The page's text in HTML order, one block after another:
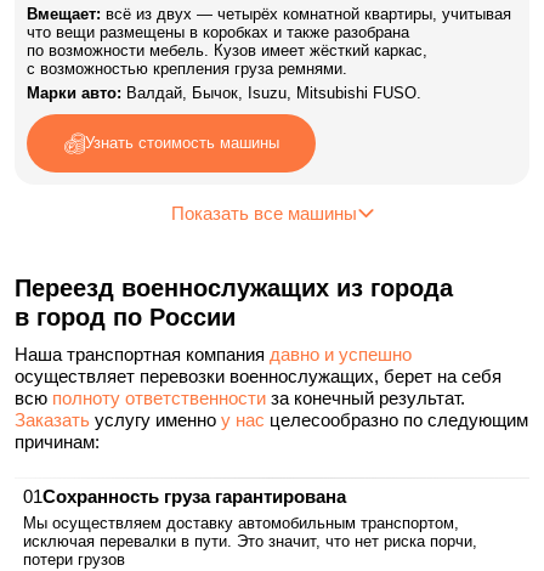
Вмещает: всё из двух — четырёх комнатной квартиры, учитывая
что вещи размещены в коробках и также разобрана
по возможности мебель. Кузов имеет жёсткий каркас,
с возможностью крепления груза ремнями.
Марки авто: Валдай, Бычок, Isuzu, Mitsubishi FUSO.
Узнать стоимость машины
Показать все машины
Переезд военнослужащих из города
в город по России
Наша транспортная компания давно и успешно
осуществляет перевозки военнослужащих, берет на себя
всю полноту ответственности за конечный результат.
Заказать услугу именно у нас целесообразно по следующим
причинам:
Сохранность груза гарантирована
Мы осуществляем доставку автомобильным транспортом,
исключая перевалки в пути. Это значит, что нет риска порчи,
потери грузов